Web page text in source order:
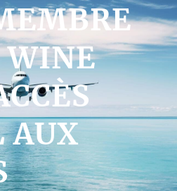
WINE
AUX